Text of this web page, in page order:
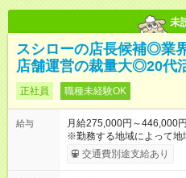
未
スシローの店長候補◎業
店舗運営の裁量大◎20代
正社員 職種未経験OK
給与
月給275,000円～446,000円
※勤務する地域によって地域手
ロック外勤務手当を支給
年3回の賞与、諸手当も別途支給します。
交通費別途支給あり